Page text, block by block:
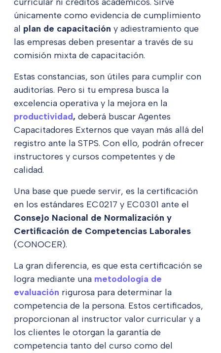
únicamente como evidencia de cumplimiento
al plan de capacitación y adiestramiento que
las empresas deben presentar a través de su
comisión mixta de capacitación.
Estas constancias, son útiles para cumplir con
auditorías. Pero si tu empresa busca la
excelencia operativa y la mejora en la
productividad, deberá buscar Agentes
Capacitadores Externos que vayan más allá del
registro ante la STPS. Con ello, podrán ofrecer
instructores y cursos competentes y de
calidad.
Una base que puede servir, es la certificación
en los estándares EC0217 y EC0301 ante el
Consejo Nacional de Normalización y
Certificación de Competencias Laborales
(CONOCER).
La gran diferencia, es que esta certificación se
logra mediante una metodología de
evaluación rigurosa para determinar la
competencia de la persona. Estos certificados,
proporcionan al instructor valor curricular y a
los clientes le otorgan la garantía de
competencia tanto del curso como del